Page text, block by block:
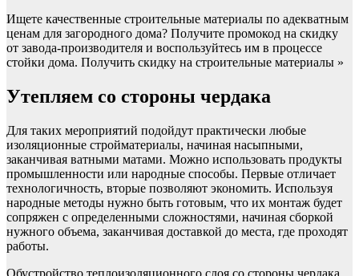
Ищете качественные строительные материалы по адекватным
ценам для загородного дома? Получите промокод на скидку
от завода-производителя и воспользуйтесь им в процессе
стойки дома. Получить скидку на строительные материалы »
Утепляем со стороны чердака
Для таких мероприятий подойдут практически любые
изоляционные стройматериалы, начиная насыпными,
заканчивая ватными матами. Можно использовать продукты
промышленности или народные способы. Первые отличает
технологичность, вторые позволяют экономить. Используя
народные методы нужно быть готовым, что их монтаж будет
сопряжен с определенными сложностями, начиная сборкой
нужного объема, заканчивая доставкой до места, где проходят
работы.
Обустройство теплоизоляционного слоя со стороны чердака